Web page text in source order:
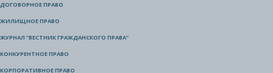
ДОГОВОРНОЕ ПРАВО
ЖИЛИЩНОЕ ПРАВО
ЖУРНАЛ "ВЕСТНИК ГРАЖДАНСКОГО ПРАВА"
КОНКУРЕНТНОЕ ПРАВО
КОРПОРАТИВНОЕ ПРАВО